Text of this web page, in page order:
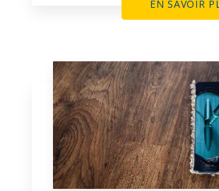
EN SAVOIR